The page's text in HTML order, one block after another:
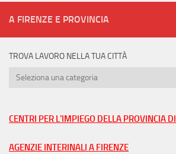
A FIRENZE E PROVINCIA
TROVA LAVORO NELLA TUA CITTÀ
Trova
tua
CENTRI PER L'IMPIEGO DELLA PROVINCIA
AGENZIE INTERINALI A FIRENZE